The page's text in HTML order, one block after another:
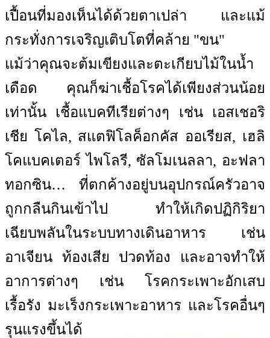
เปื้อนที่มองเห็นได้ด้วยตาเปล่า และแม้
กระทั่งการเจริญเติบโตที่คล้าย "ขน"
แม้ว่าคุณจะต้มเขียงและตะเกียบไม้ในน้ำ
เดือด คุณก็ฆ่าเชื้อโรคได้เพียงส่วนน้อย
เท่านั้น เชื้อแบคทีเรียต่างๆ เช่น เอสเชอริ
เชีย โคไล, สแตฟิโลค็อกคัส ออเรียส, เฮลิ
โคแบคเตอร์ ไพโลรี, ซัลโมเนลลา, อะฟลา
ทอกซิน… ที่ตกค้างอยู่บนอุปกรณ์ครัวอาจ
ถูกกลืนกินเข้าไป ทำให้เกิดปฏิกิริยา
เฉียบพลันในระบบทางเดินอาหาร เช่น
อาเจียน ท้องเสีย ปวดท้อง และอาจทำให้
อาการต่างๆ เช่น โรคกระเพาะอักเสบ
เรื้อรัง มะเร็งกระเพาะอาหาร และโรคอื่นๆ
รุนแรงขึ้นได้